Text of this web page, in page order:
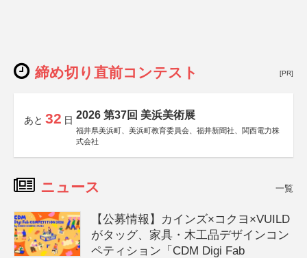
締め切り直前コンテスト [PR]
あと 32 日 2026 第37回 美浜美術展
福井県美浜町、美浜町教育委員会、福井新聞社、関西電力株
式会社
ニュース 一覧
【公募情報】カインズ×コクヨ×VUILD
がタッグ、家具・木工品デザインコン
ペティション「CDM Digi Fab